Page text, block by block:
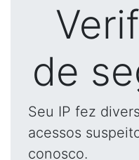
de
Seu IP fez
acessos
conosco.